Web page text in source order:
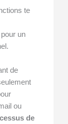
te
un
de
ou
de